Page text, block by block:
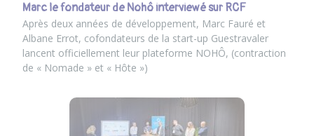
Marc le fondateur de Nohô interviewé sur RCF
Après deux années de développement, Marc Fauré et
Albane Errot, cofondateurs de la start-up Guestravaler
lancent officiellement leur plateforme NOHÔ, (contraction
de « Nomade » et « Hôte »)